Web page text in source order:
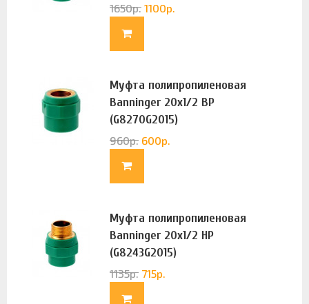
1650р. 1100р.
Муфта полипропиленовая
Banninger 20х1/2 ВР
(G8270G2015)
960р. 600р.
Муфта полипропиленовая
Banninger 20х1/2 НР
(G8243G2015)
1135р. 715р.